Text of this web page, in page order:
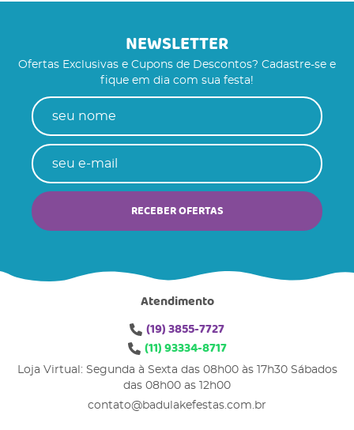
NEWSLETTER
Ofertas Exclusivas e Cupons de Descontos? Cadastre-se e
fique em dia com sua festa!
RECEBER OFERTAS
Atendimento
(19)3855-7727
(11)93334-8717
Loja Virtual: Segunda à Sexta das 08h00 às 17h30 Sábados
das 08h00 as 12h00
contato@badulakefestas.com.br